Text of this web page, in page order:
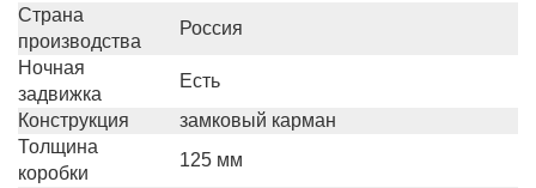
Страна
производства
Россия
Ночная
задвижка
Есть
Конструкция
замковый карман
Толщина
коробки
125 мм